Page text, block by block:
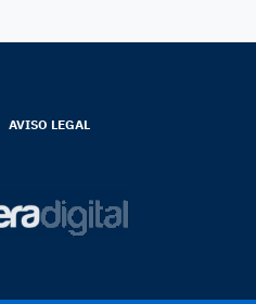
AVISO LEGAL